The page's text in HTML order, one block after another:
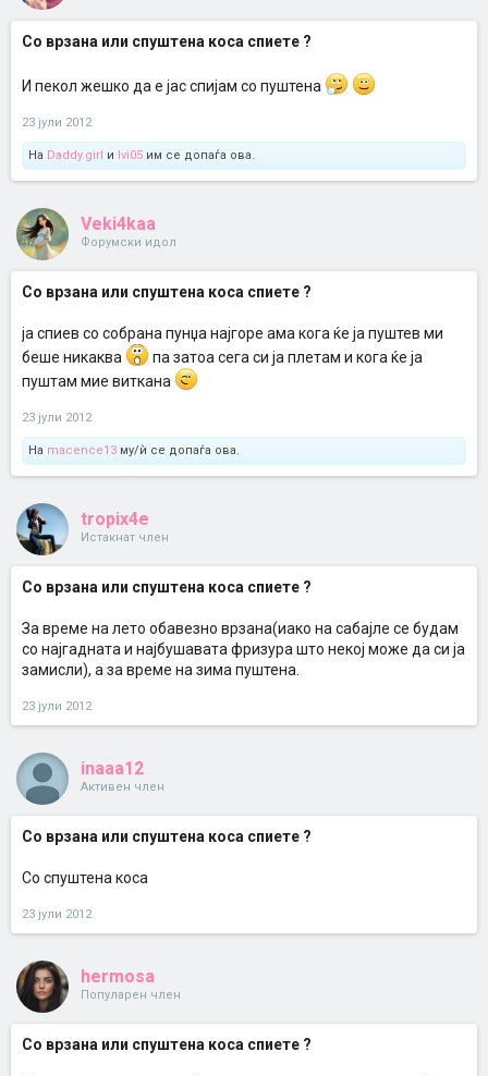
Со врзана или спуштена коса спиете ?
И пекол жешко да е јас спијам со пуштена
23 јули 2012
На Daddy.girl и Ivi05 им се допаѓа ова.
Veki4kaa
Форумски идол
Со врзана или спуштена коса спиете ?
ја спиев со собрана пунџа најгоре ама кога ќе ја пуштев ми
беше никаква
па затоа сега си ја плетам и кога ќе ја
пуштам мие виткана
23 јули 2012
На macence13 му/ѝ се допаѓа ова.
tropix4e
Истакнат член
Со врзана или спуштена коса спиете ?
За време на лето обавезно врзана(иако на сабајле се будам
со најгадната и најбушавата фризура што некој може да си ја
замисли), а за време на зима пуштена.
23 јули 2012
inaaa12
Активен член
Со врзана или спуштена коса спиете ?
Со спуштена коса
23 јули 2012
hermosa
Популарен член
Со врзана или спуштена коса спиете ?